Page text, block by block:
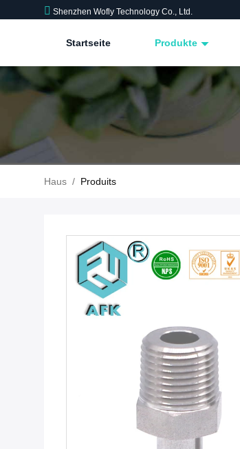
Shenzhen Wofly Technology Co., Ltd.
Startseite Produkte
Haus / Produits